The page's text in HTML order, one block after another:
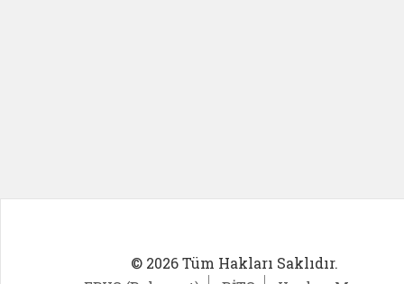
© 2026 Tüm Hakları Saklıdır.